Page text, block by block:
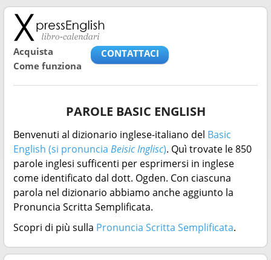
Acquista
Come funziona
CONTATTACI
PAROLE BASIC ENGLISH
Benvenuti al dizionario inglese-italiano del Basic
English (si pronuncia Beisic Inglisc). Quì trovate le 850
parole inglesi sufficenti per esprimersi in inglese
come identificato dal dott. Ogden. Con ciascuna
parola nel dizionario abbiamo anche aggiunto la
Pronuncia Scritta Semplificata.
Scopri di più sulla Pronuncia Scritta Semplificata.